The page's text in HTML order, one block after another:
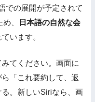
での展開が予定されて
、
日本語の自然な会
います。
てください。画面に
「これ要約して、返
。新しいSiriなら、画